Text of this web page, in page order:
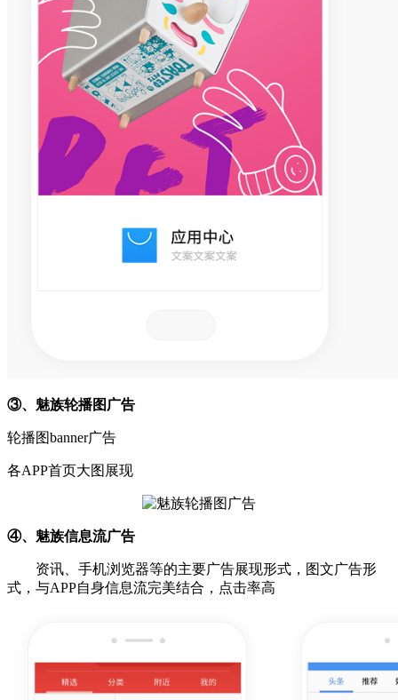
③、魅族轮播图广告
轮播图banner广告
各APP首页大图展现
④、魅族信息流广告
资讯、手机浏览器等的主要广告展现形式，图文广告形
式，与APP自身信息流完美结合，点击率高